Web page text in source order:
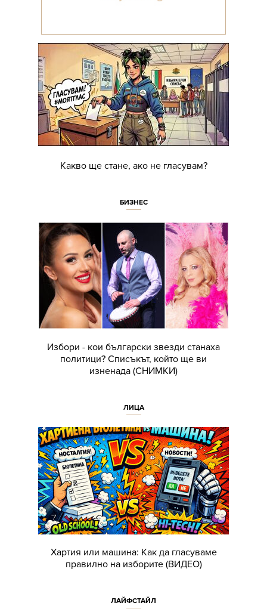
Какво ще стане, ако не гласувам?
БИЗНЕС
Избори - кои български звезди станаха
политици? Списъкът, който ще ви
изненада (СНИМКИ)
ЛИЦА
Хартия или машина: Как да гласуваме
правилно на изборите (ВИДЕО)
ЛАЙФСТАЙЛ